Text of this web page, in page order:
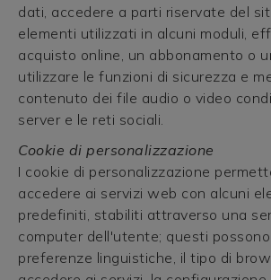
dati, accedere a parti riservate del
elementi utilizzati in alcuni moduli,
acquisto online, un abbonamento o
utilizzare le funzioni di sicurezza e
contenuto dei file audio o video
server e le reti sociali.
Cookie di personalizzazione
I cookie di personalizzazione
accedere ai servizi web con alcuni
predefiniti, stabiliti attraverso una
computer dell'utente; questi
preferenze linguistiche, il tipo di